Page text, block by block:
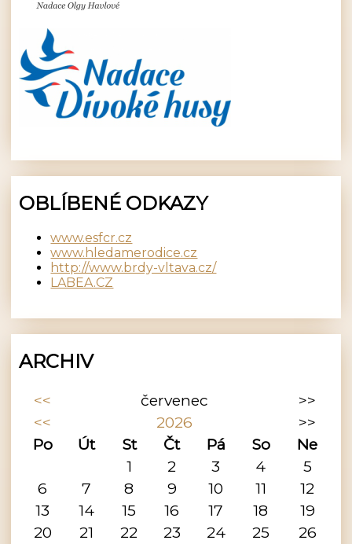
OBLÍBENÉ ODKAZY
www.esfcr.cz
www.hledamerodice.cz
http://www.brdy-vltava.cz/
LABEA.CZ
ARCHIV
<< červenec
>>
<<
2026
>>
Po
Út St Čt Pá So
Ne
1
2 3 4
5
6
7 8 9 10 11
12
13
14 15 16 17 18
19
20
21 22 23 24 25
26